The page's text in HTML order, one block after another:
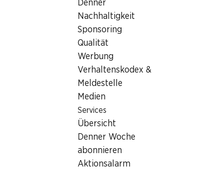
Denner
Nachhaltigkeit
Sponsoring
Qualität
Werbung
Verhaltenskodex &
Meldestelle
Medien
Services
Übersicht
Denner Woche
abonnieren
Aktionsalarm
Labels und Auszeichnungen
1002754
Was andere Kunden kaufen
Semmeli mit IP-SUISSE Mehl
1.60
IP-SUISSE Fyrabigbrot